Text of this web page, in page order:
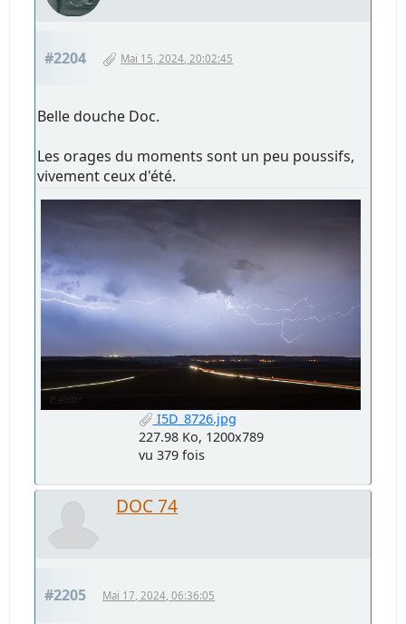
#2204 Mai 15, 2024, 20:02:45
Belle douche Doc.
Les orages du moments sont un peu poussifs,
vivement ceux d'été.
I5D_8726.jpg
227.98 Ko, 1200x789
vu 379 fois
DOC 74
#2205 Mai 17, 2024, 06:36:05